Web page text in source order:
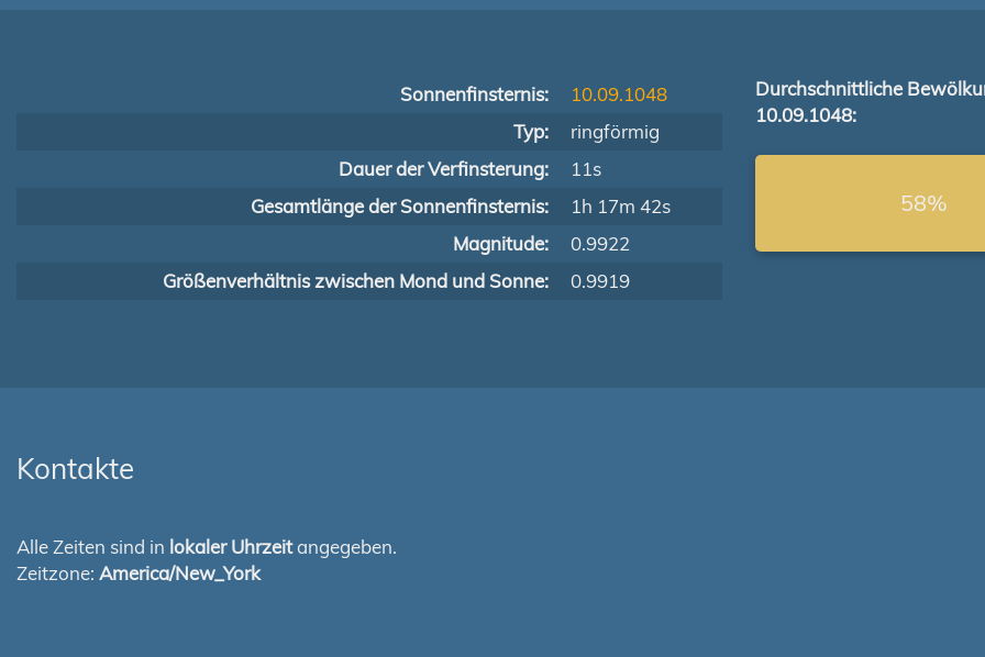
Sonnenfinsternis:
10.09.1048
Typ:
ringförmig
Dauer der Verfinsterung:
11s
Gesamtlänge der Sonnenfinsternis:
1h 17m 42s
Magnitude:
0.9922
Größenverhältnis zwischen Mond und Sonne:
0.9919
Durchschnittliche
10.09.1048:
58%
Kontakte
Alle Zeiten sind in lokaler Uhrzeitangegeben.
Zeitzone: America/New_York